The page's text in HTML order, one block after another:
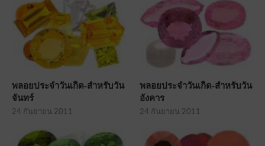
พลอยประจำวันเกิด-สำหรับวัน
จันทร์
24 กันยายน 2011
พลอยประจำวันเกิด-สำหรับวัน
อังคาร
24 กันยายน 2011